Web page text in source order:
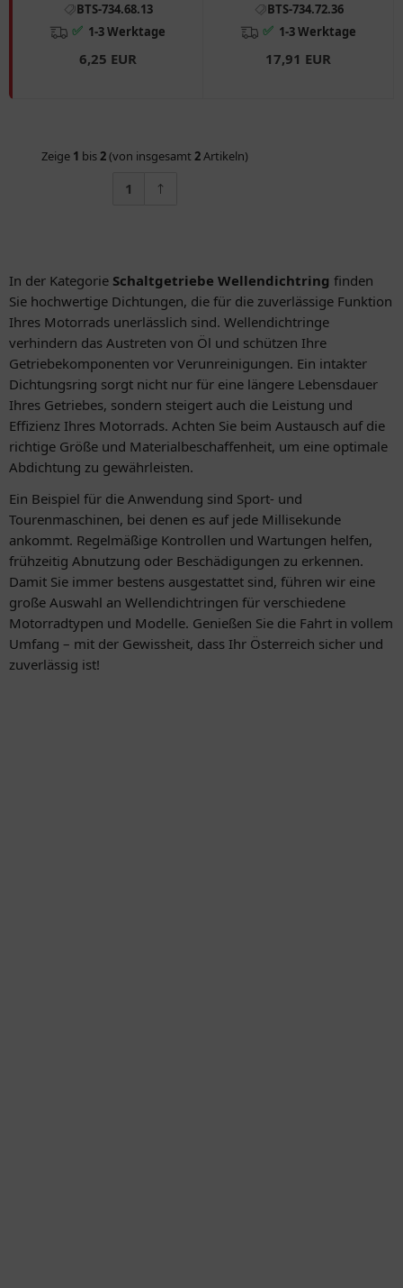
BTS-734.68.13
✅ 1-3 Werktage
6,25 EUR
BTS-734.72.36
✅ 1-3 Werktage
17,91 EUR
Zeige 1 bis2(von insgesamt 2Artikeln)
1
In der Kategorie Schaltgetriebe Wellendichtring finden
Sie hochwertige Dichtungen, die für die zuverlässige Funktion
Ihres Motorrads unerlässlich sind. Wellendichtringe
verhindern das Austreten von Öl und schützen Ihre
Getriebekomponenten vor Verunreinigungen. Ein intakter
Dichtungsring sorgt nicht nur für eine längere Lebensdauer
Ihres Getriebes, sondern steigert auch die Leistung und
Effizienz Ihres Motorrads. Achten Sie beim Austausch auf die
richtige Größe und Materialbeschaffenheit, um eine optimale
Abdichtung zu gewährleisten.
Ein Beispiel für die Anwendung sind Sport- und
Tourenmaschinen, bei denen es auf jede Millisekunde
ankommt. Regelmäßige Kontrollen und Wartungen helfen,
frühzeitig Abnutzung oder Beschädigungen zu erkennen.
Damit Sie immer bestens ausgestattet sind, führen wir eine
große Auswahl an Wellendichtringen für verschiedene
Motorradtypen und Modelle. Genießen Sie die Fahrt in vollem
Umfang – mit der Gewissheit, dass Ihr Österreich sicher und
zuverlässig ist!